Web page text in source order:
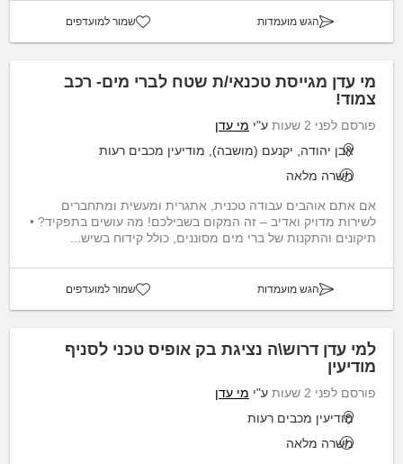
הגש מועמדות שמור למועדפים
מי עדן מגייסת טכנאי/ת שטח לברי מים- רכב
צמוד!
פורסם לפני 2 שעות ע"י מי עדן
אבן יהודה, יקנעם (מושבה), מודיעין מכבים רעות
משרה מלאה
אם אתם אוהבים עבודה טכנית, אתגרית ומעשית ומתחברים
לשירות מדויק ואדיב – זה המקום בשבילכם! מה עושים בתפקיד? •
תיקונים והתקנות של ברי מים מסוננים, כולל קידוח בשיש...
הגש מועמדות שמור למועדפים
למי עדן דרוש\ה נציגת בק אופיס טכני לסניף
מודיעין
פורסם לפני 2 שעות ע"י מי עדן
מודיעין מכבים רעות
משרה מלאה